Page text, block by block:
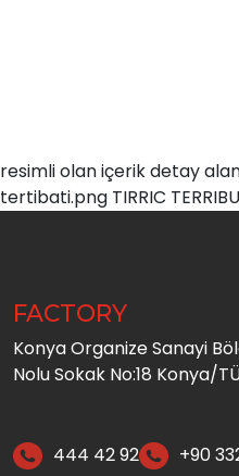
resimli olan içerik detay
tertibati.png TIRRIC
FACTORY
Konya Organize Sanayi
Nolu Sokak No:18 Konya/
444 42 92
+90